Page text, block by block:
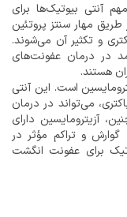
آنتی بیوتیک‌ها برای
مهار سنتز پروتئین
و تکثیر آن می‌شوند.
در درمان عفونت‌های
هستند.
است. این آنتی
می‌تواند در درمان
آزیترومایسین دارای
و تراکم مؤثر در
برای عفونت انگشت